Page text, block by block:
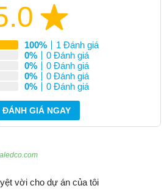
100%
1 Đánh giá
0%
0 Đánh giá
0%
0 Đánh giá
0%
0 Đánh giá
0% 0 Đánh giá
ĐÁNH GIÁ NGAY
vời cho dự án của tôi